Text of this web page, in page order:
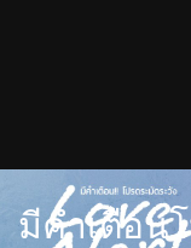
มีคำเตือน